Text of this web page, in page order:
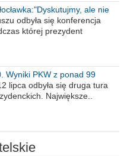
ale nie
odbyła się konferencja
której prezydent
Wyniki PKW z ponad 99
lipca odbyła się druga tura
Największe..